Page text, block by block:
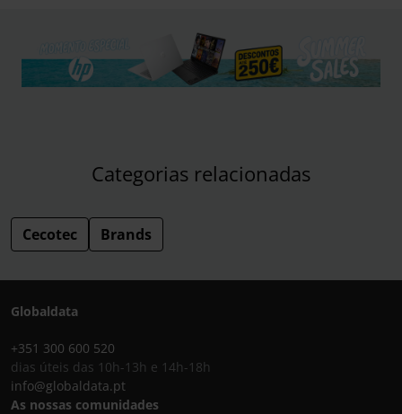
Categorias relacionadas
Cecotec Brands
Globaldata
+351 300 600 520
dias úteis das 10h-13h e 14h-18h
info@globaldata.pt
As nossas comunidades